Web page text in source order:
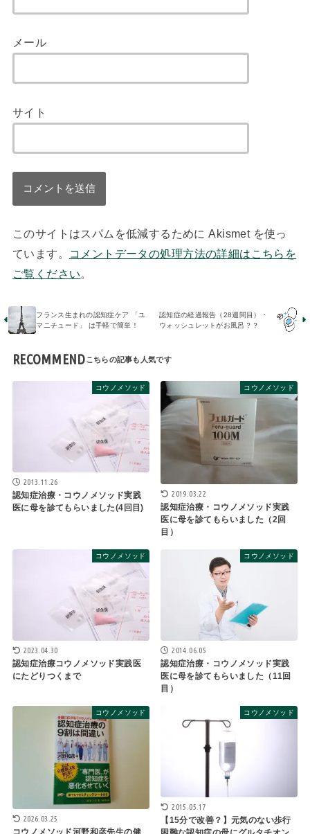
メール
サイト
このサイトはスパムを低減するために Akismet を使っ
ています。
コメントデータの処理方法の詳細はこちらを
ご覧ください。
フランス生まれの認知症ケア 「ユ
マニチュード」 は手軽で簡単！
認知症の経過報告（28週間目）・
ウォッシュレットがお風呂？？
RECOMMEND
コウノメソッド
2013.11.26
認知症治療・コウノメソッド実践
医に母を診てもらいました(4回目)
コウノメソッド
2019.03.22
認知症治療・コウノメソッド実践
医に母を診てもらいました（2回
目）
コウノメソッド
2023.04.30
認知症治療コウノメソッド実践医
にたどりつくまで
コウノメソッド
2014.06.05
認知症治療・コウノメソッド実践
医に母を診てもらいました（11回
目）
コウノメソッド
2026.03.25
コウノメソッド河野和彦先生の健
コウノメソッド
2015.05.17
【15分で改善？】元気のない歩行